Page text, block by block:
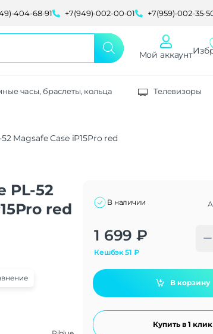
404-68-91 +7(949)-002-00-01 +7(959)-002-35-
Мой аккаунт
часы, браслеты, кольца Телевизоры
Magsafe Case iP15Pro red
PL-52
red
В наличии
1 699 ₽
Кешбэк51 ₽
В корзину
Купить в 1 клик
Alternative: